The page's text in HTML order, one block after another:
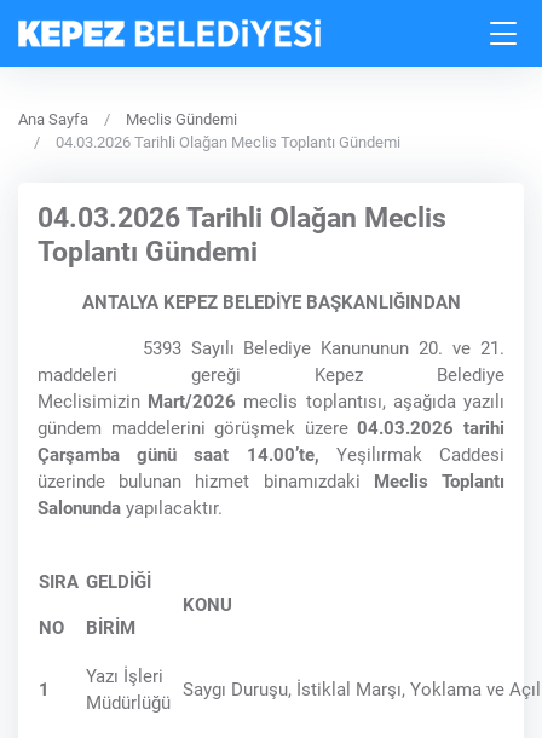
Ana Sayfa
Meclis Gündemi
04.03.2026 Tarihli Olağan Meclis Toplantı Gündemi
04.03.2026 Tarihli Olağan Meclis
Toplantı Gündemi
ANTALYA KEPEZ BELEDİYE BAŞKANLIĞINDAN
5393 Sayılı Belediye Kanununun 20. ve 21.
maddeleri gereği Kepez Belediye
Meclisimizin Mart/2026 meclis toplantısı, aşağıda yazılı
gündem maddelerini görüşmek üzere04.03.2026 tarihi
Çarşamba günü saat 14.00’te, Yeşilırmak Caddesi
üzerinde bulunan hizmet binamızdaki Meclis Toplantı
Salonunda yapılacaktır.
SIRA
NO
GELDİĞİ
BİRİM
KONU
1
Yazı İşleri
Müdürlüğü
Saygı Duruşu, İstiklal Marşı, Yoklama ve